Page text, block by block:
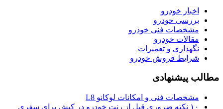
اخبار خودرو
بررسی خودرو
مشخصات فنی خودرو
مقالات خودرو
نگهداری و تعمیرات
شرایط فروش خودرو
مطالب پیشنهادی
مشخصات فنی و امکانات لوکانو L8
۱۰ نکته ضروری قبل از رنت خودرو در کیش برای سفری